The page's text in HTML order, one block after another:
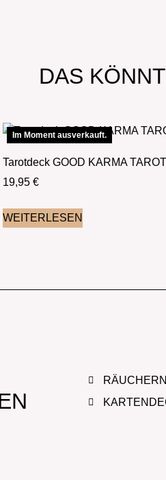
DAS
Im Moment ausverkauft.
Tarotdeck GOOD KARMA TAROT
19,95 €
WEITERLESEN
RÄUCHERN